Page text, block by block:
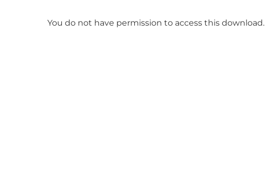
You do not have permission to access this download.